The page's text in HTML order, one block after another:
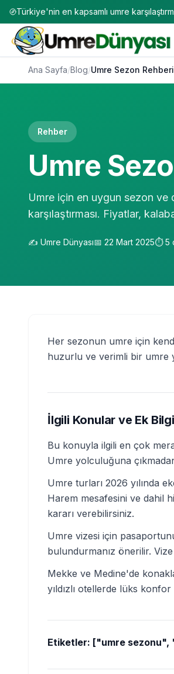
Türkiye'nin en kapsamlı umre
Ana Sayfa/Blog/Umre Sezon
Rehber
Umre
Umre için en uygun sezon ve
karşılaştırması. Fiyatlar,
✍️ Umre Dünyası📅 22 Mart 2025⏱️5
Her sezonun umre için
huzurlu ve verimli bir umre
İlgili Konular ve Ek
Bu konuyla ilgili en çok
Umre yolculuğuna
Umre turları 2026 yılında
Harem mesafesini ve dahil
kararı verebilirsiniz.
Umre vizesi için
bulundurmanız önerilir.
Mekke ve Medine'de
yıldızlı otellerde lüks
Etiketler: ["umre sezonu",